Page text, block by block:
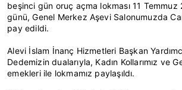
beşinci gün oruç açma lokması 11
günü, Genel Merkez Aşevi Salonumuzda
pay edildi.
Alevi İslam İnanç Hizmetleri Başkan
Dedemizin dualarıyla, Kadın Kollarımız ve
emekleri ile lokmamız paylaşıldı.